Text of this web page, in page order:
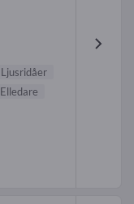
Ljusridåer
Elledare